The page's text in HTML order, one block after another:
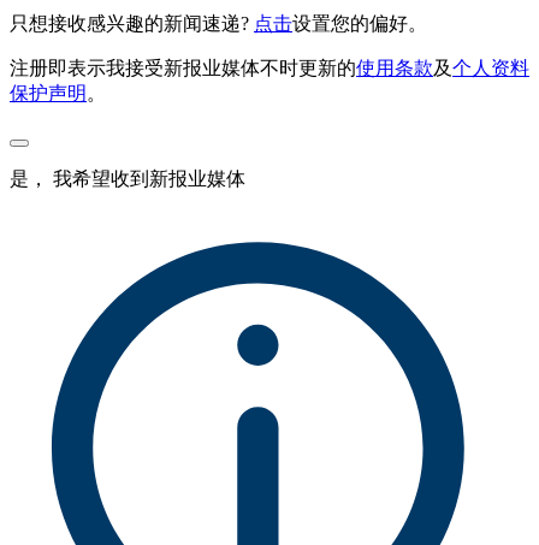
只想接收感兴趣的新闻速递? 点击设置您的偏好。
注册即表示我接受新报业媒体不时更新的使用条款及个人资料
保护声明。
是， 我希望收到新报业媒体